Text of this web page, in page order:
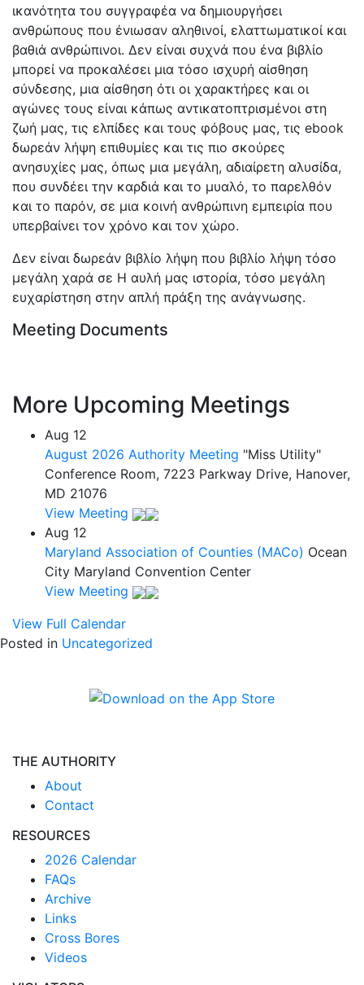
ικανότητα του συγγραφέα να δημιουργήσει
ανθρώπους που ένιωσαν αληθινοί, ελαττωματικοί και
βαθιά ανθρώπινοι. Δεν είναι συχνά που ένα βιβλίο
μπορεί να προκαλέσει μια τόσο ισχυρή αίσθηση
σύνδεσης, μια αίσθηση ότι οι χαρακτήρες και οι
αγώνες τους είναι κάπως αντικατοπτρισμένοι στη
ζωή μας, τις ελπίδες και τους φόβους μας, τις ebook
δωρεάν λήψη επιθυμίες και τις πιο σκούρες
ανησυχίες μας, όπως μια μεγάλη, αδιαίρετη αλυσίδα,
που συνδέει την καρδιά και το μυαλό, το παρελθόν
και το παρόν, σε μια κοινή ανθρώπινη εμπειρία που
υπερβαίνει τον χρόνο και τον χώρο.
Δεν είναι δωρεάν βιβλίο λήψη που βιβλίο λήψη τόσο
μεγάλη χαρά σε Η αυλή μας ιστορία, τόσο μεγάλη
ευχαρίστηση στην απλή πράξη της ανάγνωσης.
Meeting Documents
More Upcoming Meetings
Aug 12
August 2026 Authority Meeting "Miss Utility"
Conference Room, 7223 Parkway Drive, Hanover,
MD 21076
View Meeting
Aug 12
Maryland Association of Counties (MACo) Ocean
City Maryland Convention Center
View Meeting
View Full Calendar
Posted in Uncategorized
THE AUTHORITY
About
Contact
RESOURCES
2026 Calendar
FAQs
Archive
Links
Cross Bores
Videos